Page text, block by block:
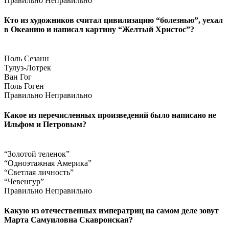
Кто из художников считал цивилизацию “болезнью”, уехал
в Океанию и написал картину “Желтый Христос”?
Поль Сезанн
Тулуз-Лотрек
Ван Гог
Поль Гоген
Правильно Неправильно
Какое из перечисленных произведений было написано не
Ильфом и Петровым?
“Золотой теленок”
“Одноэтажная Америка”
“Светлая личность”
“Чевенгур”
Правильно Неправильно
Какую из отечественных императриц на самом деле зовут
Марта Самуиловна Скавронская?